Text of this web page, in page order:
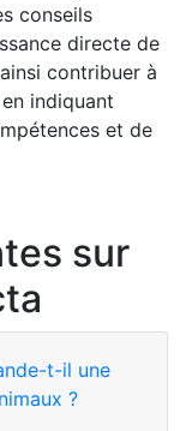
conseils
directe de
contribuer à
indiquant
et de
sur
t-il une
?